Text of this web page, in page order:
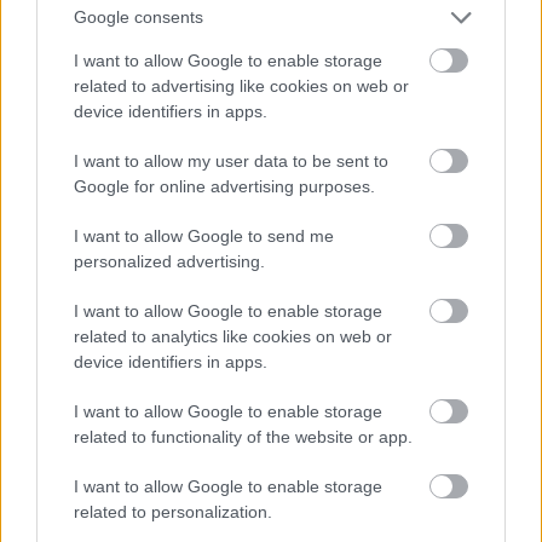
Google consents
I want to allow Google to enable storage
related to advertising like cookies on web or
device identifiers in apps.
I want to allow my user data to be sent to
Google for online advertising purposes.
I want to allow Google to send me
personalized advertising.
I want to allow Google to enable storage
related to analytics like cookies on web or
device identifiers in apps.
I want to allow Google to enable storage
related to functionality of the website or app.
I want to allow Google to enable storage
related to personalization.
és wongok fogják tologatni meg toszogatni, közel
Amúgy igen, minden kibontást, beüzemelést
végigvideózni.
Más védelem nincs.
KaTe
11 éve
Nagy értékű termék vásárlása esetén kizárólag
személyes átvétel ajánlott. Ehhez kell minimum 2 fő,
illetve gondos szemrevételezés az átvételnél. A
posztoló nem volt eléggé körültekintő, sietett, nem
volt kedve a terméket átnézni. Ha a posztoló szerint a
sérülés egyértelműen gyártási hibára vezethető
vissza, ahhoz neki nincs köze és úgy gondolja, hogy
ez megáll a bíróságon is, akkor nyugodtan
pereskedjen, ne féljen a "hosszú évektől", meg fogja